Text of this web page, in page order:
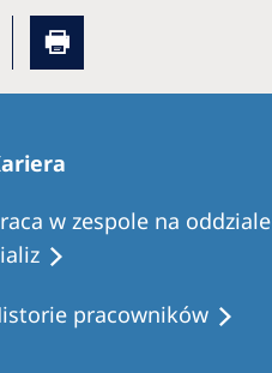
w zespole na oddziale
pracowników